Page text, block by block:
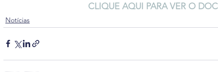
CLIQUE AQUI PARA VER O
Notícias